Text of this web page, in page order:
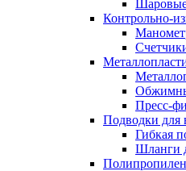
Контрольно-
Пресс-
Подводки для
Гибкая
Шланги